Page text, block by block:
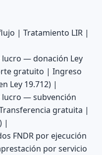
| Tratamiento LIR |
— donación Ley
gratuito | Ingreso
Ley 19.712) |
lucro — subvención
gratuita |
|
FNDR por ejecución
por servicio